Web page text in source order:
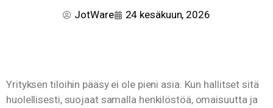
JotWare 24 kesäkuun, 2026
Yrityksen tiloihin pääsy ei ole pieni asia. Kun hallitset sitä
huolellisesti, suojaat samalla henkilöstöä, omaisuutta ja